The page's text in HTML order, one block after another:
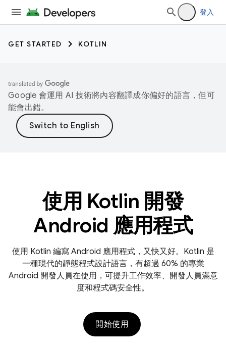
登入
GET STARTED KOTLIN
Google 會運用 AI 技術將內容翻譯成你偏好的語言，但可
能會出錯。
使用 Kotlin 開發
Android 應用程式
使用 Kotlin 編寫 Android 應用程式，又快又好。Kotlin 是
一種現代的靜態程式設計語言，有超過 60% 的專業
Android 開發人員在使用，可提升工作效率、開發人員滿意
度和程式碼安全性。
開始使用